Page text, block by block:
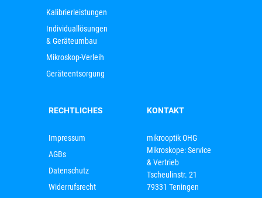
Kalibrierleistungen
Individuallösungen
& Geräteumbau
Mikroskop-Verleih
Geräteentsorgung
RECHTLICHES
Impressum
AGBs
Datenschutz
Widerrufsrecht
KONTAKT
mikrooptik OHG
Mikroskope: Service
& Vertrieb
Tscheulinstr. 21
79331 Teningen